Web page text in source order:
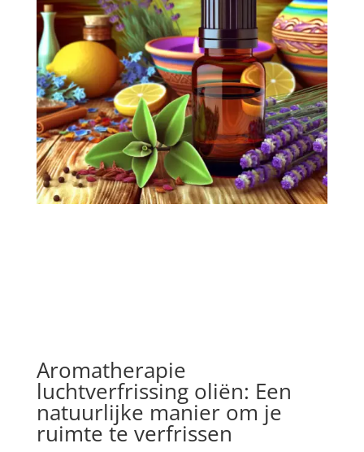
Aromatherapie
luchtverfrissing oliën: Een
natuurlijke manier om je
ruimte te verfrissen